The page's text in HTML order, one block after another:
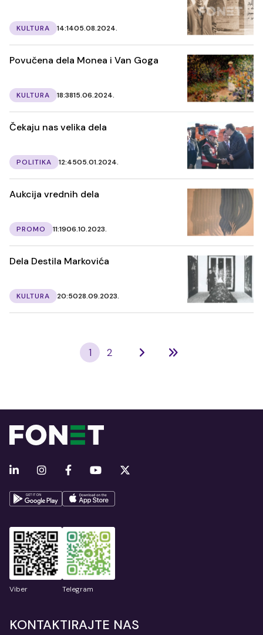
KULTURA 14:1405.08.2024.
Povučena dela Monea i Van Goga
KULTURA 18:3815.06.2024.
Čekaju nas velika dela
POLITIKA 12:4505.01.2024.
Aukcija vrednih dela
PROMO 11:1906.10.2023.
Dela Destila Markovića
KULTURA 20:5028.09.2023.
1 2
Viber Telegram
KONTAKTIRAJTE NAS